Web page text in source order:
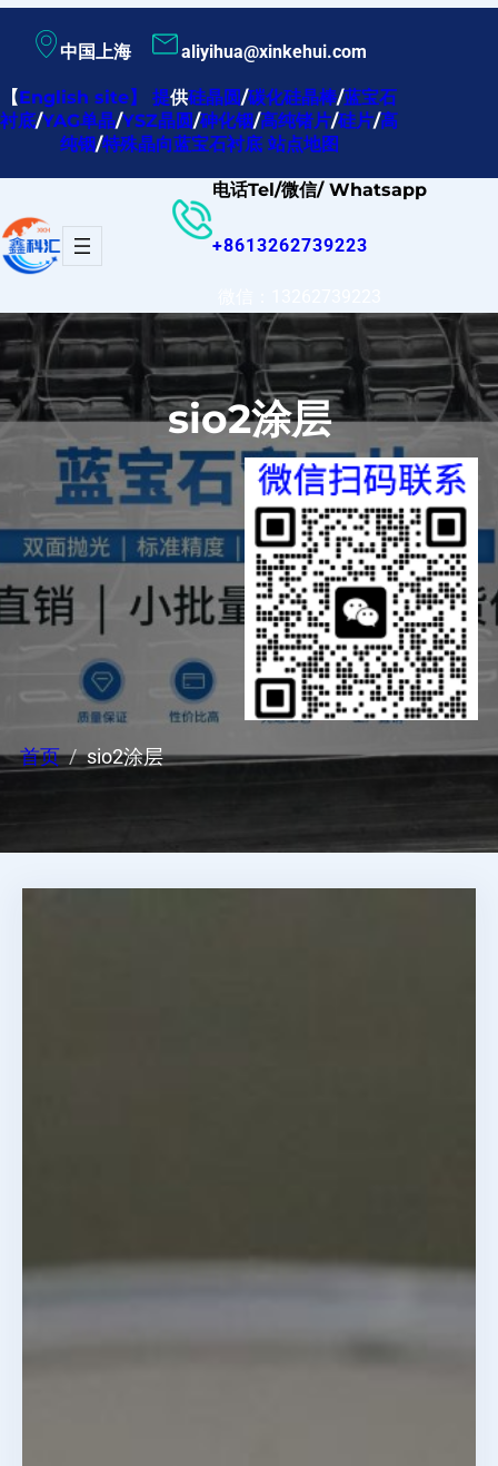
内
容
中国上海 aliyihua@xinkehui.com
【English site】提供硅晶圆/碳化硅晶棒/蓝宝石
衬底/YAG单晶/YSZ晶圆/砷化铟/高纯锗片/硅片/高
纯铟/特殊晶向蓝宝石衬底 站点地图
电话Tel/微信/ Whatsapp
+8613262739223
sio2涂层
首页 sio2涂层